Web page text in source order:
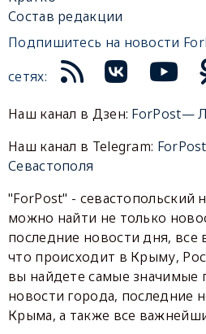
Состав редакции
Подпишитесь на новости
сетях:
Наш канал в Дзен: ForPost—
Наш канал в Telegram:
Севастополя
"ForPost" - севастопольский
можно найти не только
последние новости дня, все
что происходит в Крыму,
вы найдете самые значимые
новости города, последние
Крыма, а также все